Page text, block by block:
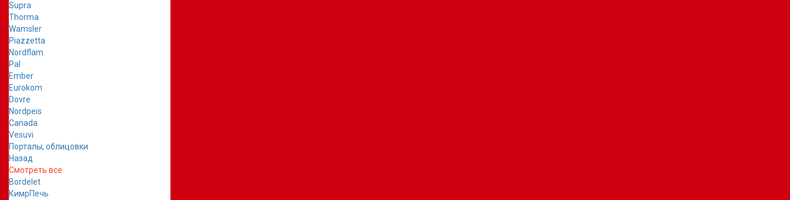
Supra
Thorma
Wamsler
Piazzetta
Nordflam
Pal
Ember
Eurokom
Dovre
Nordpeis
Canada
Vesuvi
Порталы, облицовки
Назад
Смотреть все
Bordelet
КимрПечь